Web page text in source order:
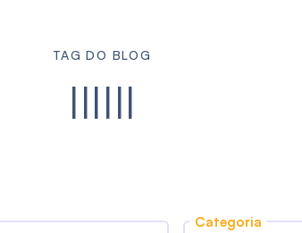
TAG DO BLOG
llllll
Categoria